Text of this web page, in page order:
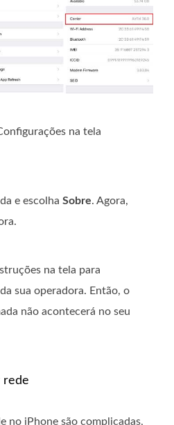
na tela
e escolha Sobre. Agora,
na tela para
sua operadora. Então, o
não acontecerá no seu
rede
no iPhone são complicadas,